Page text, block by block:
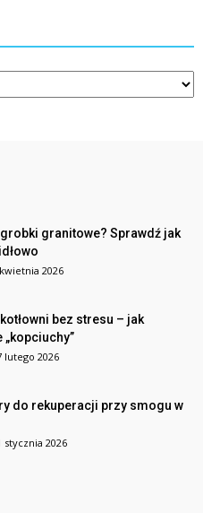
granitowe? Sprawdź jak
2026
bez stresu – jak
lutego 2026
do rekuperacji przy smogu w
stycznia 2026